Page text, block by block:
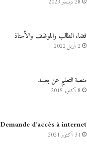
28 ديسمبر 2023
فضاء الطالب والموظف والأستاذ
2 أبريل 2022
منصة التعليم عن بعـــد
8 أكتوبر 2019
Demande d’accès à internet
31 أكتوبر 2021